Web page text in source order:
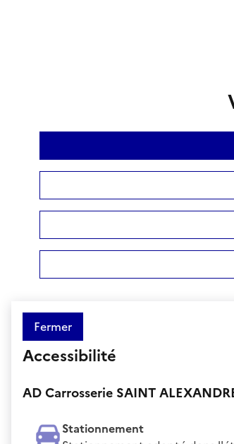
Fermer
Accessibilité
AD Carrosserie SAINT
Stationnement